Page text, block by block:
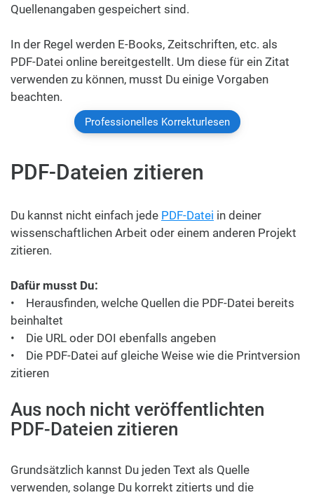
Quellenangaben gespeichert sind.
In der Regel werden E-Books, Zeitschriften, etc. als
PDF-Datei online bereitgestellt. Um diese für ein Zitat
verwenden zu können, musst Du einige Vorgaben
beachten.
Professionelles Korrekturlesen
PDF-Dateien zitieren
Du kannst nicht einfach jede PDF-Datei in deiner
wissenschaftlichen Arbeit oder einem anderen Projekt
zitieren.
Dafür musst Du:
• Herausfinden, welche Quellen die PDF-Datei bereits
beinhaltet
• Die URL oder DOI ebenfalls angeben
• Die PDF-Datei auf gleiche Weise wie die Printversion
zitieren
Aus noch nicht veröffentlichten
PDF-Dateien zitieren
Grundsätzlich kannst Du jeden Text als Quelle
verwenden, solange Du korrekt zitierts und die